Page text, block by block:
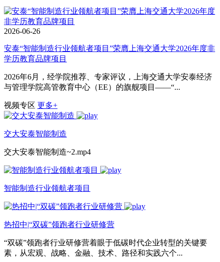
2026-06-26
安泰“智能制造行业领航者项目”荣膺上海交通大学2026年度非
学历教育品牌项目
2026年6月，经学院推荐、专家评议，上海交通大学安泰经济
与管理学院高管教育中心（EE）的旗舰项目——“...
视频专区 更多+
交大安泰智能制造
交大安泰智能制造~2.mp4
智能制造行业领航者项目
热招中|“双碳”领跑者行业研修营
“双碳”领跑者行业研修营着眼于低碳时代企业转型的关键要
素，从宏观、战略、金融、技术、路径和实践六个...